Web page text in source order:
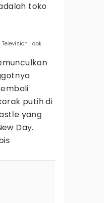
toko
| dok.
putih di
yang
Day.